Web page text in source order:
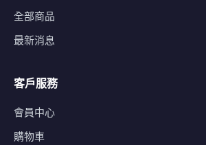
全部商品
最新消息
客戶服務
會員中心
購物車